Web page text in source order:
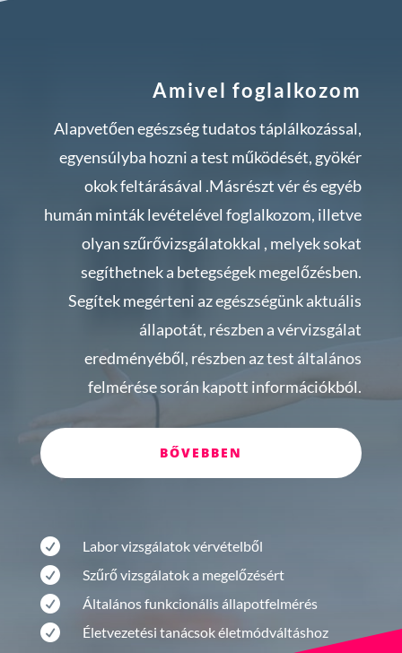
Amivel foglalkozom
Alapvetően egészség tudatos táplálkozással,
egyensúlyba hozni a test működését, gyökér
okok feltárásával .Másrészt vér és egyéb
humán minták levételével foglalkozom, illetve
olyan szűrővizsgálatokkal , melyek sokat
segíthetnek a betegségek megelőzésben.
Segítek megérteni az egészségünk aktuális
állapotát, részben a vérvizsgálat
eredményéből, részben az test általános
felmérése során kapott információkból.
BŐVEBBEN
 Labor vizsgálatok vérvételből
 Szűrő vizsgálatok a megelőzésért
 Általános funkcionális állapotfelmérés
 Életvezetési tanácsok életmódváltáshoz